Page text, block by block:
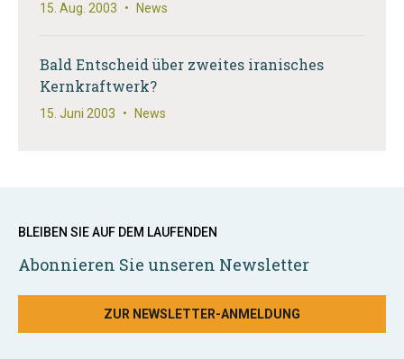
15. Aug. 2003 • News
Bald Entscheid über zweites iranisches
Kernkraftwerk?
15. Juni 2003 • News
BLEIBEN SIE AUF DEM LAUFENDEN
Abonnieren Sie unseren Newsletter
ZUR NEWSLETTER-ANMELDUNG